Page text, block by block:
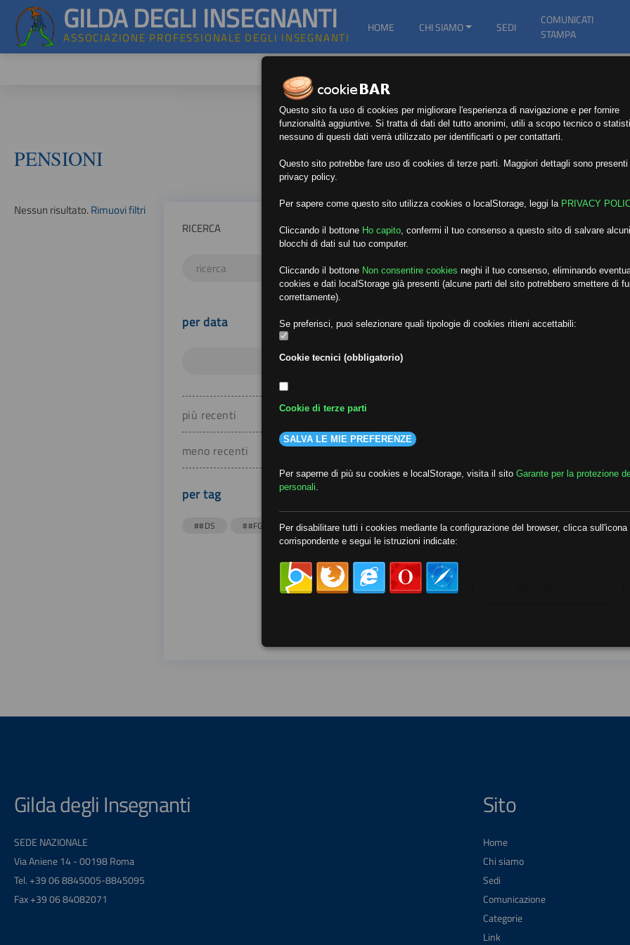
GILDA DEGLI INSEGNANTI
ASSOCIAZIONE PROFESSIONALE DEGLI INSEGNANTI
HOME CHI SIAMO SEDI
COMUNICATI
STAMPA
PENSIONI
Nessun risultato.Rimuovi filtri
RICERCA
per data
più recenti
meno recenti
per tag
##DS ##FGU ##Gilda ##audoizioni ##autonomia
Gilda degli Insegnanti
SEDE NAZIONALE
Via Aniene 14 - 00198 Roma
Tel. +39 06 8845005-8845095
Fax +39 06 84082071
Sito
Home
Chi siamo
Sedi
Comunicazione
Categorie
Link
Questo sito fa uso di cookies per migliorare l'esperienza di navigazione e per fornire
funzionalità aggiuntive. Si tratta di dati del tutto anonimi, utili a scopo tecnico o
nessuno di questi dati verrà utilizzato per identificarti o per contattarti.
Questo sito potrebbe fare uso di cookies di terze parti. Maggiori dettagli sono
privacy policy.
Per sapere come questo sito utilizza cookies o localStorage, leggi la PRIVACY
Cliccando il bottone Ho capito confermi il tuo consenso a questo sito di salvare
blocchi di dati sul tuo computer.
Cliccando il bottone Non consentire cookies neghi il tuo consenso, eliminando
cookies e dati localStorage già presenti (alcune parti del sito potrebbero smettere di
correttamente).
Se preferisci, puoi selezionare quali tipologie di cookies ritieni accettabili:
Cookie tecnici (obbligatorio)
Cookie di terze parti
SALVA LE MIE PREFERENZE
Per saperne di più su cookies e localStorage, visita il sito Garante per la protezione
personali
Per disabilitare tutti i cookies mediante la configurazione del browser, clicca sull'icona
corrispondente e segui le istruzioni indicate: